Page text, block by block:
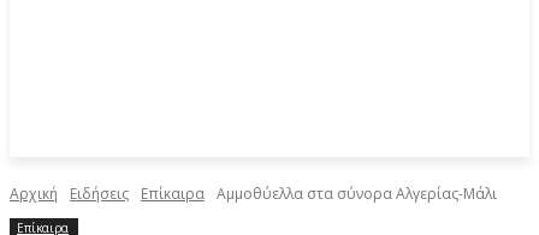
Αρχική Ειδήσεις Επίκαιρα Αμμοθύελλα στα σύνορα Αλγερίας-Μάλι
Επίκαιρα